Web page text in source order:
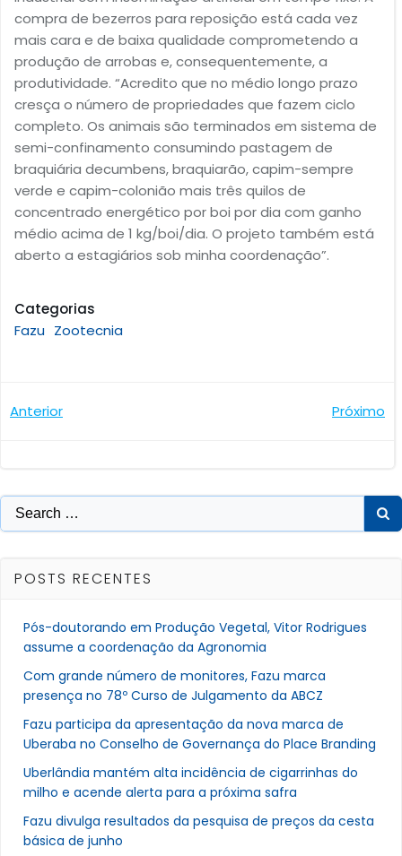
compra de bezerros para reposição está cada vez
mais cara e de baixa qualidade comprometendo a
produção de arrobas e, consequentemente, a
produtividade. “Acredito que no médio longo prazo
cresça o número de propriedades que fazem ciclo
completo. Os animais são terminados em sistema de
semi-confinamento consumindo pastagem de
braquiária decumbens, braquiarão, capim-sempre
verde e capim-colonião mais três quilos de
concentrado energético por boi por dia com ganho
médio acima de 1 kg/boi/dia. O projeto também está
aberto a estagiários sob minha coordenação”.
Categorias
Fazu Zootecnia
Navegação
Post
Anterior
Post
Próximo
Search
for:
POSTS RECENTES
Pós-doutorando em Produção Vegetal, Vitor Rodrigues
assume a coordenação da Agronomia
Com grande número de monitores, Fazu marca
presença no 78º Curso de Julgamento da ABCZ
Fazu participa da apresentação da nova marca de
Uberaba no Conselho de Governança do Place Branding
Uberlândia mantém alta incidência de cigarrinhas do
milho e acende alerta para a próxima safra
Fazu divulga resultados da pesquisa de preços da cesta
básica de junho